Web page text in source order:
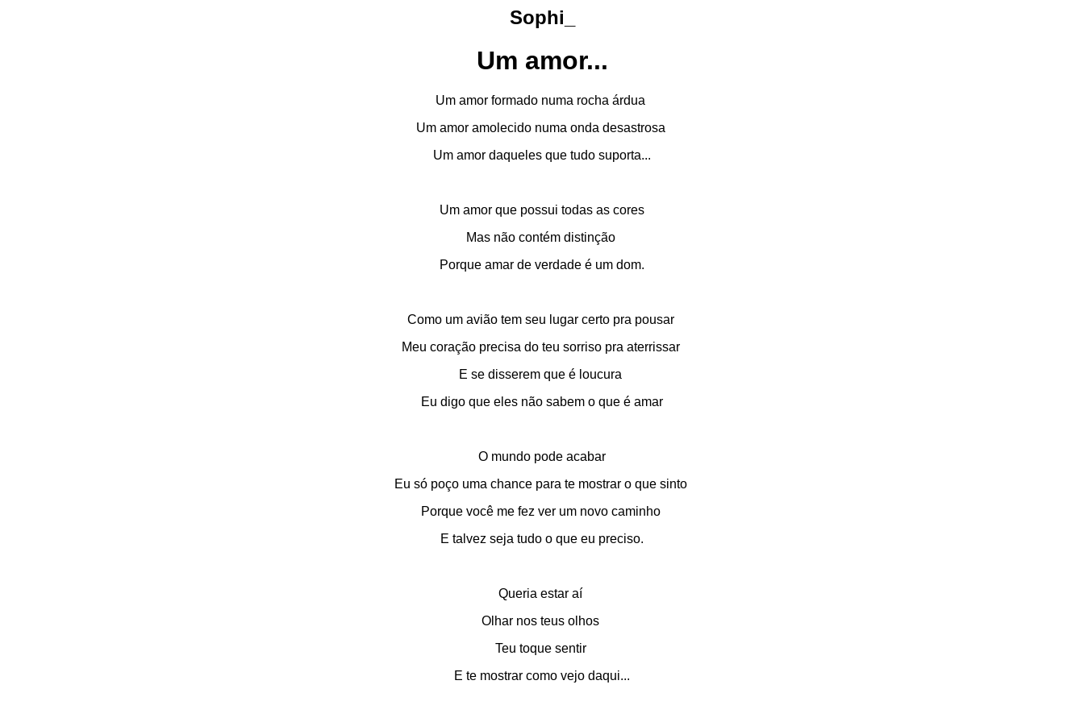
Sophi_
Um amor...
Um amor formado numa rocha árdua
Um amor amolecido numa onda desastrosa
Um amor daqueles que tudo suporta...
Um amor que possui todas as cores
Mas não contém distinção
Porque amar de verdade é um dom.
Como um avião tem seu lugar certo pra pousar
Meu coração precisa do teu sorriso pra aterrissar
E se disserem que é loucura
Eu digo que eles não sabem o que é amar
O mundo pode acabar
Eu só poço uma chance para te mostrar o que sinto
Porque você me fez ver um novo caminho
E talvez seja tudo o que eu preciso.
Queria estar aí
Olhar nos teus olhos
Teu toque sentir
E te mostrar como vejo daqui...